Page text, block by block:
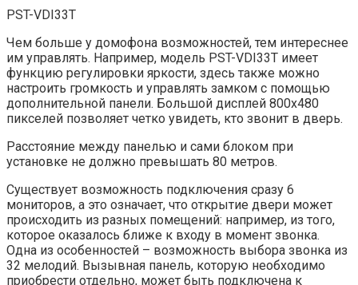
PST-VDI33T
Чем больше у домофона возможностей, тем интереснее
им управлять. Например, модель PST-VDI33T имеет
функцию регулировки яркости, здесь также можно
настроить громкость и управлять замком с помощью
дополнительной панели. Большой дисплей 800х480
пикселей позволяет четко увидеть, кто звонит в дверь.
Расстояние между панелью и сами блоком при
установке не должно превышать 80 метров.
Существует возможность подключения сразу 6
мониторов, а это означает, что открытие двери может
происходить из разных помещений: например, из того,
которое оказалось ближе к входу в момент звонка.
Одна из особенностей – возможность выбора звонка из
32 мелодий. Вызывная панель, которую необходимо
приобрести отдельно, может быть подключена к